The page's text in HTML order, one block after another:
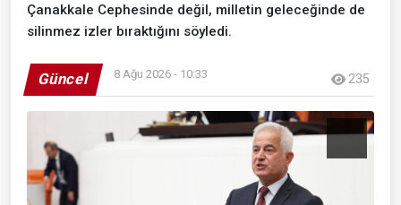
Çanakkale Cephesinde değil, milletin geleceğinde de
silinmez izler bıraktığını söyledi.
Güncel 8 Ağu 2026 - 10:33 235